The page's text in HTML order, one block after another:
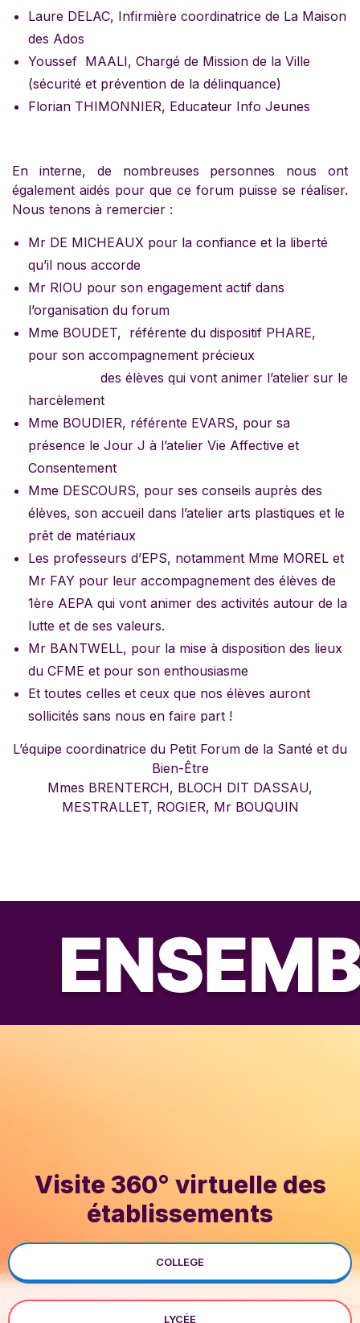
Laure DELAC, Infirmière coordinatrice de La Maison
des Ados
Youssef MAALI, Chargé de Mission de la Ville
(sécurité et prévention de la délinquance)
Florian THIMONNIER, Educateur Info Jeunes
En interne, de nombreuses personnes nous ont
également aidés pour que ce forum puisse se réaliser.
Nous tenons à remercier :
Mr DE MICHEAUX pour la confiance et la liberté
qu’il nous accorde
Mr RIOU pour son engagement actif dans
l’organisation du forum
Mme BOUDET, référente du dispositif PHARE,
pour son accompagnement précieux
des élèves qui vont animer l’atelier sur le
harcèlement
Mme BOUDIER, référente EVARS, pour sa
présence le Jour J à l’atelier Vie Affective et
Consentement
Mme DESCOURS, pour ses conseils auprès des
élèves, son accueil dans l’atelier arts plastiques et le
prêt de matériaux
Les professeurs d’EPS, notamment Mme MOREL et
Mr FAY pour leur accompagnement des élèves de
1ère AEPA qui vont animer des activités autour de la
lutte et de ses valeurs.
Mr BANTWELL, pour la mise à disposition des lieux
du CFME et pour son enthousiasme
Et toutes celles et ceux que nos élèves auront
sollicités sans nous en faire part !
L’équipe coordinatrice du Petit Forum de la Santé et du
Bien-Être
Mmes BRENTERCH, BLOCH DIT DASSAU,
MESTRALLET, ROGIER, Mr BOUQUIN
Visite 360° virtuelle des
établissements
COLLEGE
LYCÉE